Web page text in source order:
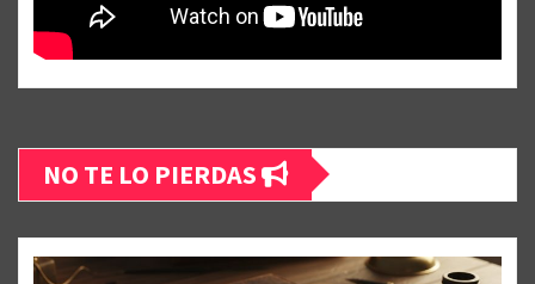
NO TE LO PIERDAS